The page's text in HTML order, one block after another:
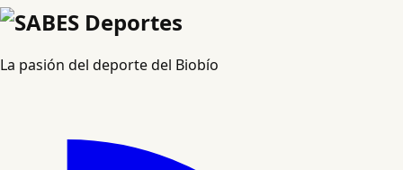
La pasión del deporte del Biobío